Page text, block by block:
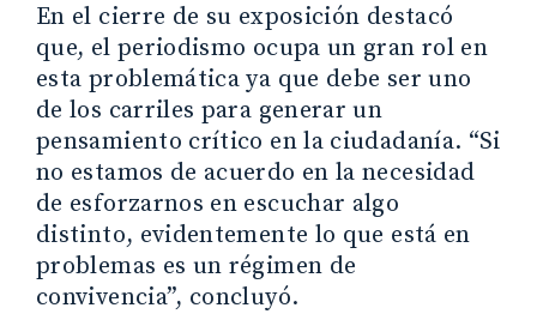
En el cierre de su exposición destacó
que, el periodismo ocupa un gran rol en
esta problemática ya que debe ser uno
de los carriles para generar un
pensamiento crítico en la ciudadanía. “Si
no estamos de acuerdo en la necesidad
de esforzarnos en escuchar algo
distinto, evidentemente lo que está en
problemas es un régimen de
convivencia”, concluyó.